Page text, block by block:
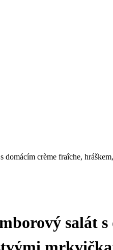
domácím crème fraîche,
salát